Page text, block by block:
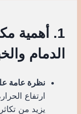
1. أهمية
الدمام
نظرة عامة
ارتفاع
يزيد من